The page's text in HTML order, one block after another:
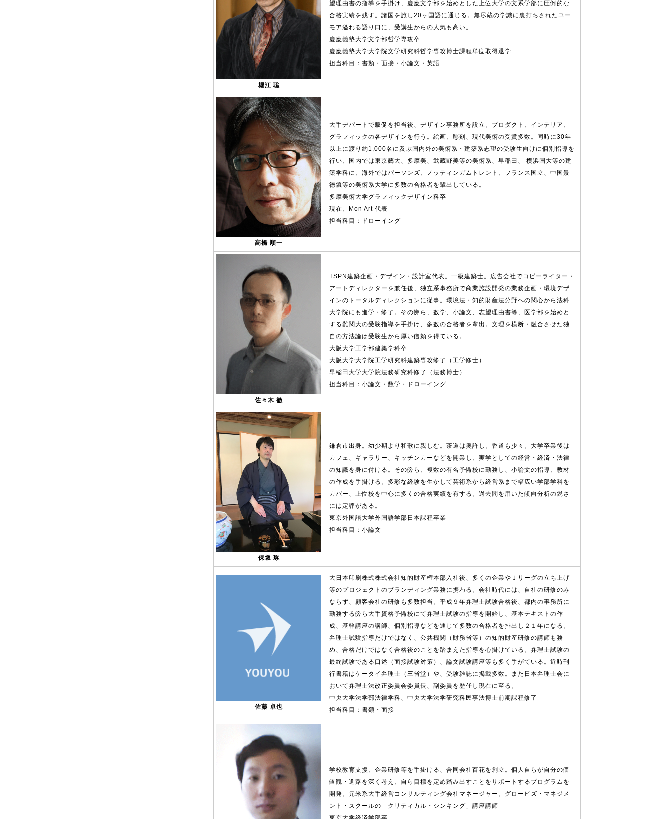
堀江 聡
望理由書の指導を手掛け、慶應文学部を始めとした上位大学の文系学部に圧倒的な
合格実績を残す。諸国を旅し20ヶ国語に通じる。無尽蔵の学識に裏打ちされたユー
モア溢れる語り口に、受講生からの人気も高い。
慶應義塾大学文学部哲学専攻卒
慶應義塾大学大学院文学研究科哲学専攻博士課程単位取得退学
担当科目：書類・面接・小論文・英語
高橋 順一
大手デパートで販促を担当後、デザイン事務所を設立。プロダクト、インテリア、
グラフィックの各デザインを行う。絵画、彫刻、現代美術の受賞多数。同時に30年
以上に渡り約1,000名に及ぶ国内外の美術系・建築系志望の受験生向けに個別指導を
行い、国内では東京藝大、多摩美、武蔵野美等の美術系、早稲田、 横浜国大等の建
築学科に、海外ではパーソンズ、ノッティンガムトレント、フランス国立、中国景
徳鎮等の美術系大学に多数の合格者を輩出している。
多摩美術大学グラフィックデザイン科卒
現在、Mon Art 代表
担当科目：ドローイング
佐々木 徹
TSPN建築企画・デザイン・設計室代表。一級建築士。広告会社でコピーライター・
アートディレクターを兼任後、独立系事務所で商業施設開発の業務企画・環境デザ
インのトータルディレクションに従事。環境法・知的財産法分野への関心から法科
大学院にも進学・修了。その傍ら、数学、小論文、志望理由書等、医学部を始めと
する難関大の受験指導を手掛け、多数の合格者を輩出。文理を横断・融合させた独
自の方法論は受験生から厚い信頼を得ている。
大阪大学工学部建築学科卒
大阪大学大学院工学研究科建築専攻修了（工学修士）
早稲田大学大学院法務研究科修了（法務博士）
担当科目：小論文・数学・ドローイング
保坂 琢
鎌倉市出身。幼少期より和歌に親しむ。茶道は奥許し。香道も少々。大学卒業後は
カフェ、ギャラリー、キッチンカーなどを開業し、実学としての経営・経済・法律
の知識を身に付ける。その傍ら、複数の有名予備校に勤務し、小論文の指導、教材
の作成を手掛ける。多彩な経験を生かして芸術系から経営系まで幅広い学部学科を
カバー、上位校を中心に多くの合格実績を有する。過去問を用いた傾向分析の鋭さ
には定評がある。
東京外国語大学外国語学部日本課程卒業
担当科目：小論文
佐藤 卓也
大日本印刷株式株式会社知的財産権本部入社後、多くの企業やＪリーグの立ち上げ
等のプロジェクトのブランディング業務に携わる。会社時代には、自社の研修のみ
ならず、顧客会社の研修も多数担当。平成９年弁理士試験合格後、都内の事務所に
勤務する傍ら大手資格予備校にて弁理士試験の指導を開始し、基本テキストの作
成、基幹講座の講師、個別指導などを通じて多数の合格者を排出し２１年になる。
弁理士試験指導だけではなく、公共機関（財務省等）の知的財産研修の講師も務
め、合格だけではなく合格後のことを踏まえた指導を心掛けている。弁理士試験の
最終試験である口述（面接試験対策）、論文試験講座等も多く手がている。近時刊
行書籍はケータイ弁理士（三省堂）や、受験雑誌に掲載多数。また日本弁理士会に
おいて弁理士法改正委員会委員長、副委員を歴任し現在に至る。
中央大学法学部法律学科、中央大学法学研究科民事法博士前期課程修了
担当科目：書類・面接
学校教育支援、企業研修等を手掛ける、合同会社百花を創立。個人自らが自分の価
値観・進路を深く考え、自ら目標を定め踏み出すことをサポートするプログラムを
開発。元米系大手経営コンサルティング会社マネージャー。グロービズ・マネジメ
ント・スクールの「クリティカル・シンキング」講座講師